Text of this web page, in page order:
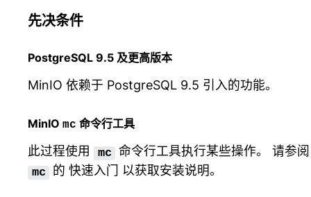
先决条件
PostgreSQL 9.5 及更高版本
MinIO 依赖于 PostgreSQL 9.5 引入的功能。
MinIO mc 命令行工具
此过程使用 mc 命令行工具执行某些操作。 请参阅
mc 的快速入门 以获取安装说明。